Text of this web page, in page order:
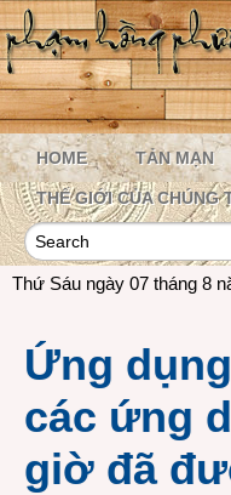
HOME TẢN MẠN
THẾ GIỚI CỦA CHÚNG
Thứ Sáu ngày 07 tháng 8
Ứng
các ứng
giờ đã